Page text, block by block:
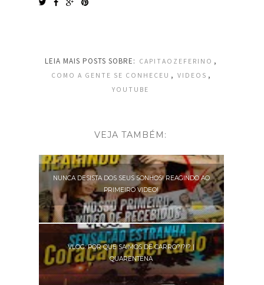
LEIA MAIS POSTS SOBRE: CAPITAOZEFERINO ,
COMO A GENTE SE CONHECEU , VIDEOS ,
YOUTUBE
VEJA TAMBÉM:
NUNCA DESISTA DOS SEUS SONHOS! REAGINDO AO
PRIMEIRO VIDEO!
VLOG: POR QUE SAIMOS DE CARRO?!?!? |
QUARENTENA